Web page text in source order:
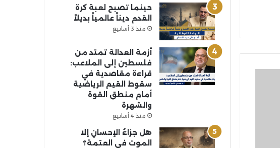
حينما تصبح لعبة كرة
القدم ديناً عالمياً بديلاً
منذ 3 أسابيع
أزمة العدالة تمتد من
فلسطين إلى الملاعب:
قراءة مقاصدية في
سقوط القيم الرياضية
أمام منطق القوة
والشهرة
منذ 4 أسابيع
هل جزاءُ الإحسانِ إلا
الموت في العتمة؟